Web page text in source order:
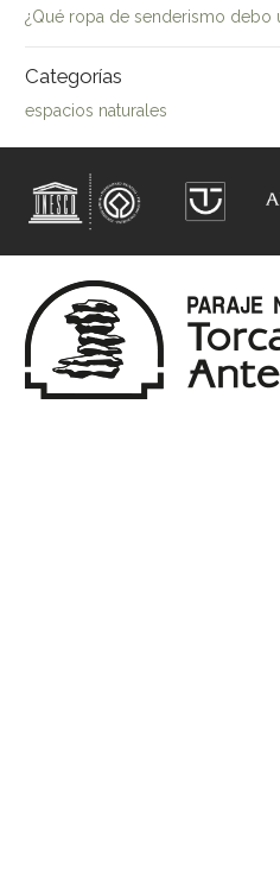
¿Qué ropa de senderismo debo
Categorías
espacios naturales